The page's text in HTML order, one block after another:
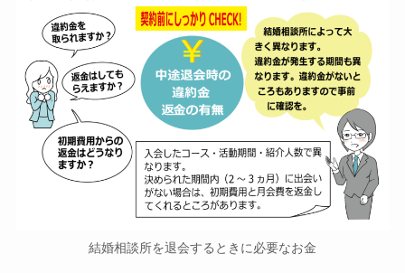
結婚相談所を退会するときに必要なお金